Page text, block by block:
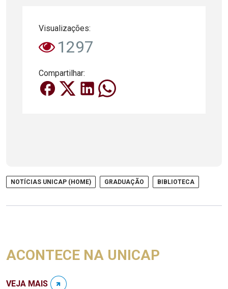
Visualizações:
1297
Compartilhar:
NOTÍCIAS UNICAP (HOME) GRADUAÇÃO BIBLIOTECA
ACONTECE NA UNICAP
VEJA MAIS